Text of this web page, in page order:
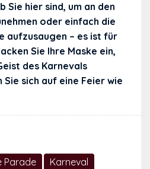
Sie hier sind, um an den
oder einfach die
aufzusaugen – es ist für
Sie Ihre Maske ein,
des Karnevals
sich auf eine Feier wie
Parade
Karneval